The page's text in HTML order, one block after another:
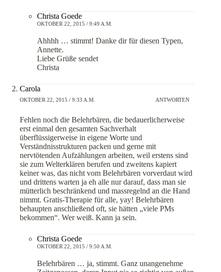
Christa Goede
OKTOBER 22, 2015 / 9:49 A.M.
Ahhhh … stimmt! Danke dir für diesen Typen,
Annette.
Liebe Grüße sendet
Christa
Carola
OKTOBER 22, 2015 / 9:33 A.M. ANTWORTEN
Fehlen noch die Belehrbären, die bedauerlicherweise
erst einmal den gesamten Sachverhalt
überflüssigerweise in eigene Worte und
Verständnisstrukturen packen und gerne mit
nervtötenden Aufzählungen arbeiten, weil erstens sind
sie zum Welterklären berufen und zweitens kapiert
keiner was, das nicht vom Belehrbären vorverdaut wird
und drittens warten ja eh alle nur darauf, dass man sie
mütterlich beschränkend und massregelnd an die Hand
nimmt. Gratis-Therapie für alle, yay! Belehrbären
behaupten anschließend oft, sie hätten „viele PMs
bekommen“. Wer weiß. Kann ja sein.
Christa Goede
OKTOBER 22, 2015 / 9:50 A.M.
Belehrbären … ja, stimmt. Ganz unangenehme